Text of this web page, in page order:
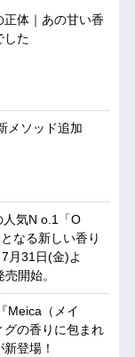
体｜あの甘い香
した
メソッド追加
人気N o.1「O
なる新しい香り
月31日(金)よ
開始。
Meica（メイ
グの香りに包まれ
登場！